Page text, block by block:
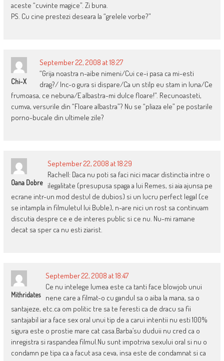
aceste “cuvinte magice”. Zi buna.
PS. Cu cine prestezi deseara la “grelele vorbe?”
Chi-X
September 22, 2008 at 18:27
“Grija noastra n-aibe nimeni/Cui ce-i pasa ca mi-esti
drag?/ Inc-o gura si dispare/Ca un stilp eu stam in luna/Ce
frumoasa, ce nebuna/E albastra-mi dulce floare!”. Recunoasteti,
cumva, versurile din “Floare albastra”? Nu se “pliaza ele” pe postarile
porno-bucale din ultimele zile?
Oana Dobre
September 22, 2008 at 18:29
Rachell: Daca nu poti sa faci nici macar distinctia intre o
ilegalitate (presupusa spaga a lui Remes, si aia ajunsa pe
ecrane intr-un mod destul de dubios) si un lucru perfect legal (ce
se intampla in filmuletul lui Buble), n-are nici un rost sa continuam
discutia despre ce e de interes public si ce nu. Nu-mi ramane
decat sa sper ca nu esti ziarist.
Mithridates
September 22, 2008 at 18:47
Ce nu intelege lumea este ca tanti face blowjob unui
nene care a filmat-o cu gandul sa o aiba la mana, sa o
santajeze, etc.ca om politic tre sa te feresti ca de dracu sa fii
santajabil iar a face sex oral unui tip de a carui intentii nu esti 100%
sigura este o prostie mare cat casa.Barba’su duduii nu cred ca o
inregistra si raspandea filmul.Nu sunt impotriva sexului oral si nu o
condamn pe tipa ca a facut asa ceva, insa este de condamnat si ca